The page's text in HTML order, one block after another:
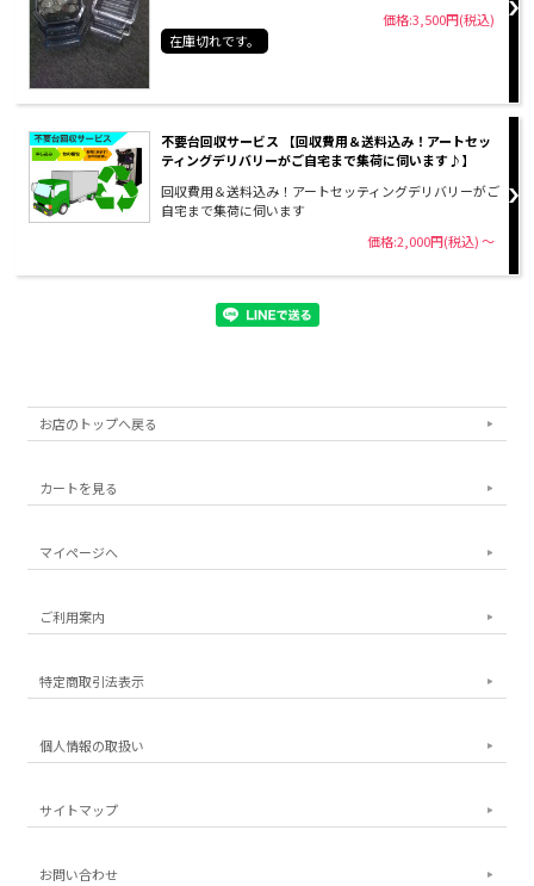
価格:3,500円(税込)
在庫切れです。
不要台回収サービス 【回収費用＆送料込み！アートセッ
ティングデリバリーがご自宅まで集荷に伺います♪】
回収費用＆送料込み！アートセッティングデリバリーがご
自宅まで集荷に伺います
価格:2,000円(税込)～
お店のトップへ戻る
カートを見る
マイページへ
ご利用案内
特定商取引法表示
個人情報の取扱い
サイトマップ
お問い合わせ